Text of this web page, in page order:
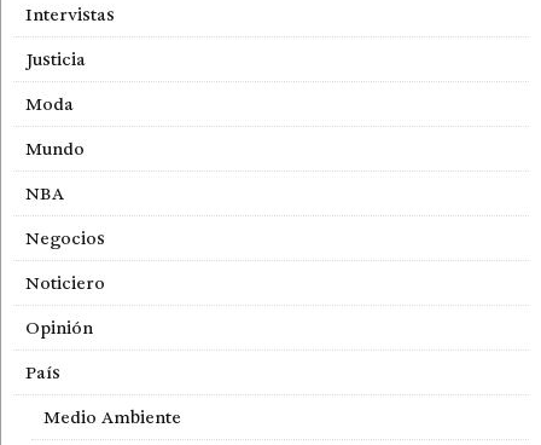
Intervistas
Justicia
Moda
Mundo
NBA
Negocios
Noticiero
Opinión
País
Medio Ambiente